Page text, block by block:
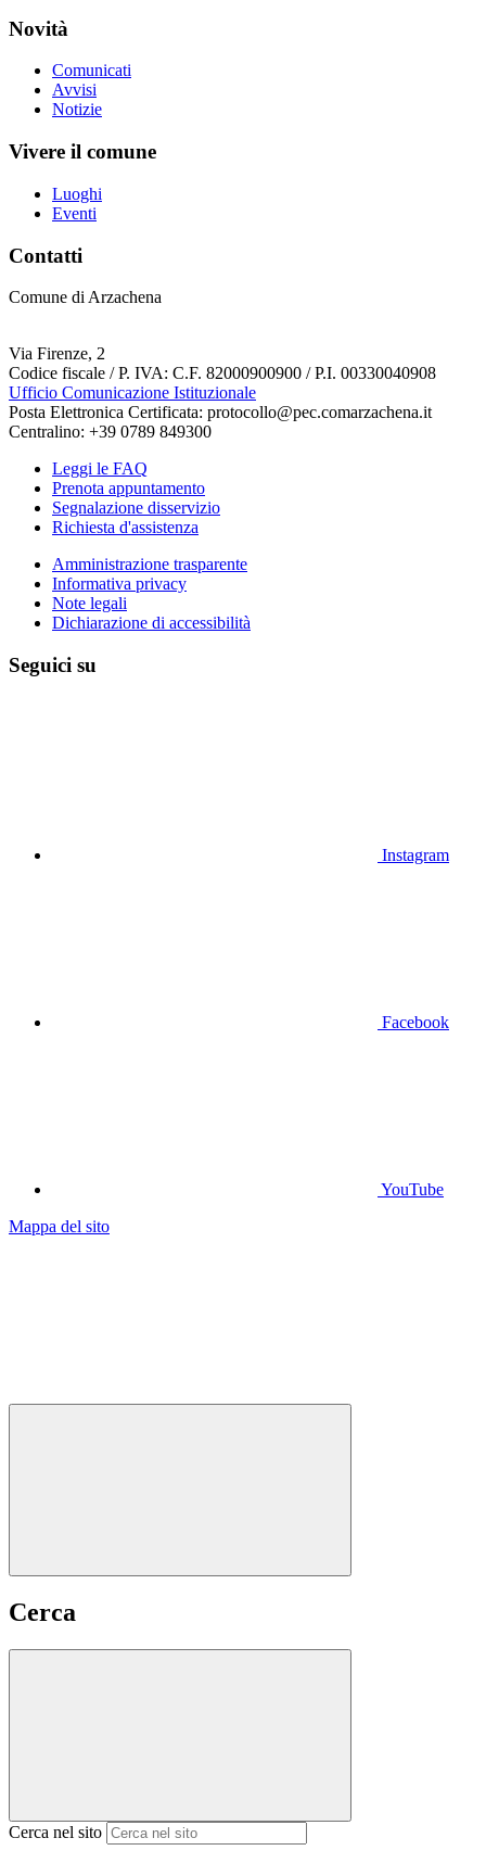
Novità
Comunicati
Avvisi
Notizie
Vivere il comune
Luoghi
Eventi
Contatti
Comune di Arzachena
Via Firenze, 2
Codice fiscale / P. IVA: C.F. 82000900900 / P.I. 00330040908
Ufficio Comunicazione Istituzionale
Posta Elettronica Certificata: protocollo@pec.comarzachena.it
Centralino: +39 0789 849300
Leggi le FAQ
Prenota appuntamento
Segnalazione disservizio
Richiesta d'assistenza
Amministrazione trasparente
Informativa privacy
Note legali
Dichiarazione di accessibilità
Seguici su
Instagram
Facebook
YouTube
Mappa del sito
Cerca
Cerca nel sito